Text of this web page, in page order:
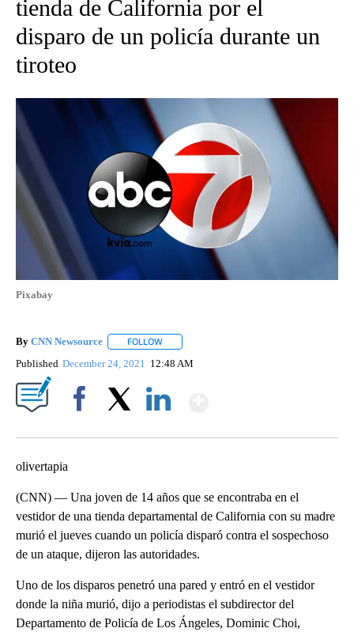
tienda de California por el
disparo de un policía durante un
tiroteo
Pixabay
By CNN Newsource FOLLOW
Published December 24, 2021 12:48 AM
olivertapia
(CNN) — Una joven de 14 años que se encontraba en el
vestidor de una tienda departamental de California con su madre
murió el jueves cuando un policía disparó contra el sospechoso
de un ataque, dijeron las autoridades.
Uno de los disparos penetró una pared y entró en el vestidor
donde la niña murió, dijo a periodistas el subdirector del
Departamento de Policía de Los Ángeles, Dominic Choi,